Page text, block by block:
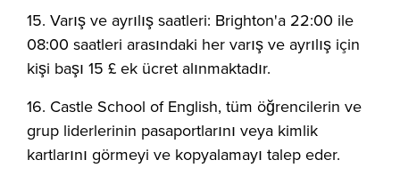
15. Varış ve ayrılış saatleri: Brighton'a 22:00 ile
08:00 saatleri arasındaki her varış ve ayrılış için
kişi başı 15 £ ek ücret alınmaktadır.
16. Castle School of English, tüm öğrencilerin ve
grup liderlerinin pasaportlarını veya kimlik
kartlarını görmeyi ve kopyalamayı talep eder.